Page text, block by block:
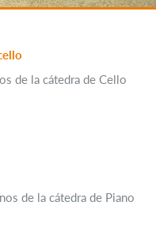
de la cátedra de Cello
de la cátedra de Piano